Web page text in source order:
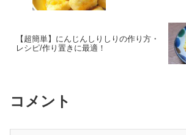
【超簡単】にんじんしりしりの作り方・
レシピ/作り置きに最適！
コメント